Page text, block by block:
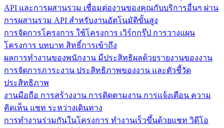
API และการผสานรวม เชื่อมต่องานของคุณกับบริการอื่นๆ ผ่าน
การผสานรวม API สำหรับงานอัตโนมัติขั้นสูง
การจัดการโครงการ ใช้โครงการ เวิร์กกรุ๊ป การวางแผน
โครงการ บทบาท สิทธิ์การเข้าถึง
ผลการทำงานของพนักงาน มีประสิทธิผลด้วยรายงานของงาน
การจัดการภาระงาน ประสิทธิภาพของงาน และตัวชี้วัด
ประสิทธิภาพ
งานมือถือ การสร้างงาน การติดตามงาน การแจ้งเตือน ความ
คิดเห็น แชท ระหว่างเดินทาง
การทำงานร่วมกันในโครงการ ทํางานเร็วขึ้นด้วยแชท วิดีโอ